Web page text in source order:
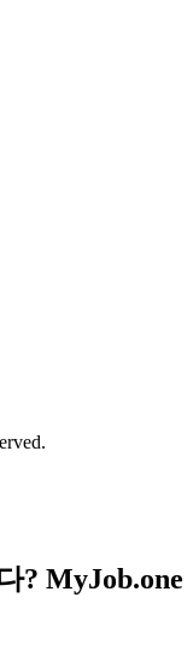
? MyJob.one